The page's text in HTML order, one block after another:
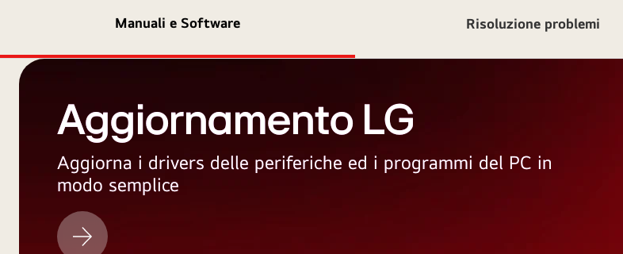
Manuali e Software Risoluzione problemi
Aggiornamento LG
Aggiorna i drivers delle periferiche ed i programmi del PC in
modo semplice
Aggiornamento
LG